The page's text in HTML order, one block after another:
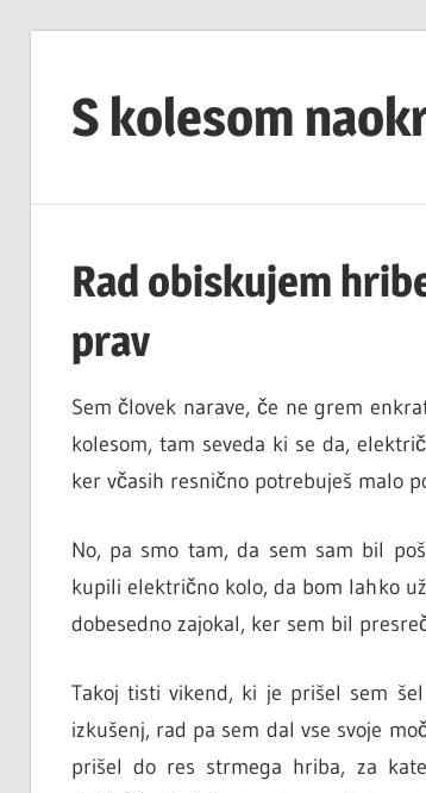
contentS kolesom
Rad obiskujem
prav
Sem človek narave, če ne grem
kolesom, tam seveda ki se da,
ker včasih resnično potrebuješ malo
No, pa smo tam, da sem sam bil
kupili električno kolo, da bom lahko
dobesedno zajokal, ker sem bil
Takoj tisti vikend, ki je prišel sem
izkušenj, rad pa sem dal vse svoje
prišel do res strmega hriba, za